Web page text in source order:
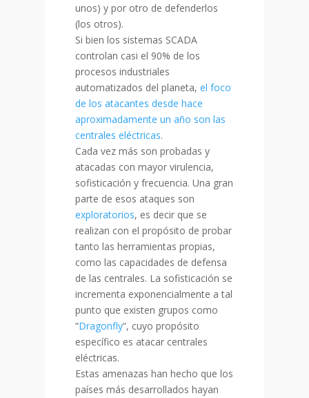
unos) y por otro de defenderlos
(los otros).
Si bien los sistemas SCADA
controlan casi el 90% de los
procesos industriales
automatizados del planeta, el foco
de los atacantes desde hace
aproximadamente un año son las
centrales eléctricas.
Cada vez más son probadas y
atacadas con mayor virulencia,
sofisticación y frecuencia. Una gran
parte de esos ataques son
exploratorios, es decir que se
realizan con el propósito de probar
tanto las herramientas propias,
como las capacidades de defensa
de las centrales. La sofisticación se
incrementa exponencialmente a tal
punto que existen grupos como
“Dragonfly“, cuyo propósito
específico es atacar centrales
eléctricas.
Estas amenazas han hecho que los
países más desarrollados hayan